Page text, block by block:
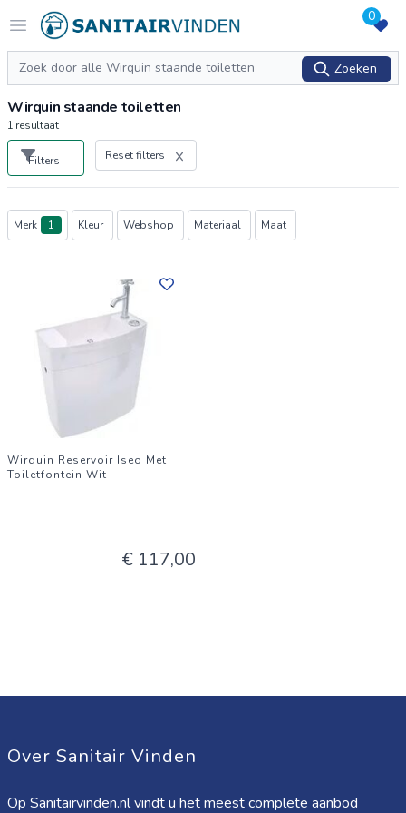
Open menu
Logo sanitairvinden.nl 0
Zoeken
Zoeken
Wirquin staande toiletten
1 resultaat
Filters Reset filters
Producten
Merk 1 Kleur Webshop Materiaal Maat
Wirquin Reservoir Iseo Met
Toiletfontein Wit
€ 117,00
Over Sanitair Vinden
Op Sanitairvinden.nl vindt u het meest complete aanbod